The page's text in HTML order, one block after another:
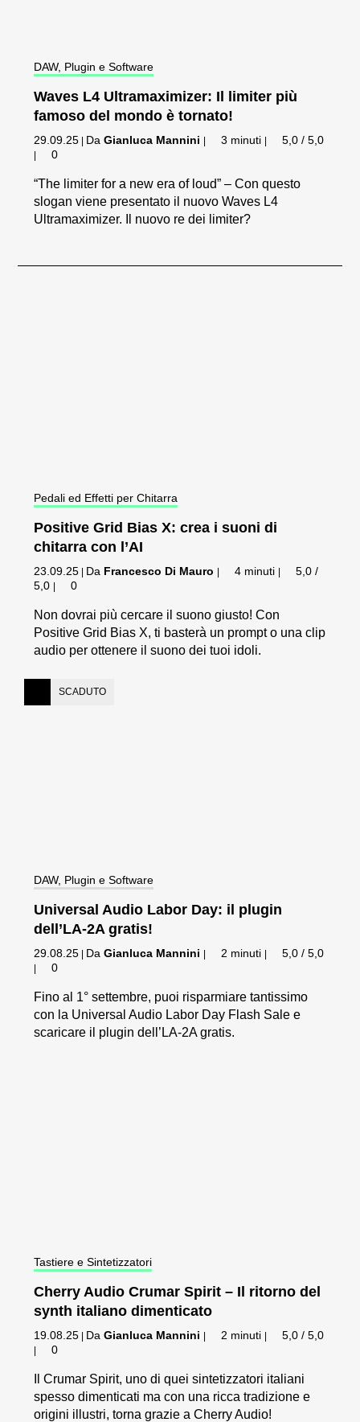
DAW, Plugin e Software
Waves L4 Ultramaximizer: Il limiter più
famoso del mondo è tornato!
29.09.25 DaGianluca Mannini 3 minuti 5,0 / 5,0
0
“The limiter for a new era of loud” – Con questo
slogan viene presentato il nuovo Waves L4
Ultramaximizer. Il nuovo re dei limiter?
Pedali ed Effetti per Chitarra
Positive Grid Bias X: crea i suoni di
chitarra con l’AI
23.09.25 Da Francesco Di Mauro 4 minuti
5,0 /
5,0
0
Non dovrai più cercare il suono giusto! Con
Positive Grid Bias X, ti basterà un prompt o una clip
audio per ottenere il suono dei tuoi idoli.
SCADUTO
DAW, Plugin e Software
Universal Audio Labor Day: il plugin
dell’LA-2A gratis!
29.08.25 DaGianluca Mannini 2 minuti 5,0 / 5,0
0
Fino al 1° settembre, puoi risparmiare tantissimo
con la Universal Audio Labor Day Flash Sale e
scaricare il plugin dell’LA-2A gratis.
Tastiere e Sintetizzatori
Cherry Audio Crumar Spirit – Il ritorno del
synth italiano dimenticato
19.08.25 DaGianluca Mannini 2 minuti 5,0 / 5,0
0
Il Crumar Spirit, uno di quei sintetizzatori italiani
spesso dimenticati ma con una ricca tradizione e
origini illustri, torna grazie a Cherry Audio!